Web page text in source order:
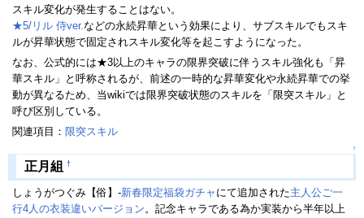
スキル変化が発生することはない。
★5/リル 侍ver.などの永続昇華という効果により、サブスキルでもスキ
ルが昇華状態で固定されスキル変化等を起こすようになった。
なお、公式的には★3以上のキャラの限界突破に伴うスキル強化も「昇
華スキル」と呼称されるが、前述の一時的な昇華変化や永続昇華での挙
動が異なるため、当wikiでは限界突破状態のスキルを「限突スキル」と
呼び区別している。
関連項目： 限突スキル
↑
正月組 †
しょうがつぐみ【俗】-新春限定福袋ガチャ にて追加された主人公ご一
行4人の衣装違いバージョン。記念キャラである為か実装から半年以上